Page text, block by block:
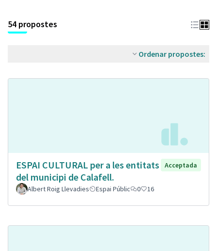
54 propostes
Ordenar propostes:
ESPAI CULTURAL per a les entitats
del municipi de Calafell.
Acceptada
Albert Roig Llevadies Espai Públic 0 16